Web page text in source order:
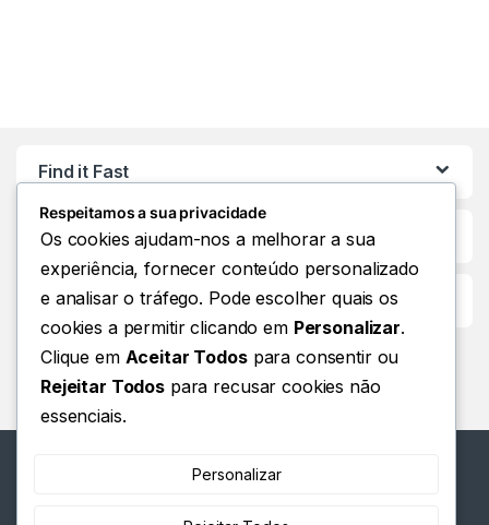
Find it Fast
Customer Care
Respeitamos a sua privacidade
Os cookies ajudam-nos a melhorar a sua
experiência, fornecer conteúdo personalizado
e analisar o tráfego. Pode escolher quais os
cookies a permitir clicando em Personalizar.
Clique em Aceitar Todospara consentir ou
Rejeitar Todos para recusar cookies não
essenciais.
Personalizar